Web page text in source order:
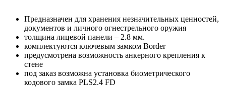
Предназначен для хранения незначительных ценностей,
документов и личного огнестрельного оружия
толщина лицевой панели – 2.8 мм.
комплектуются ключевым замком Border
предусмотрена возможность анкерного крепления к
стене
под заказ возможна установка биометрического
кодового замка PLS2.4 FD